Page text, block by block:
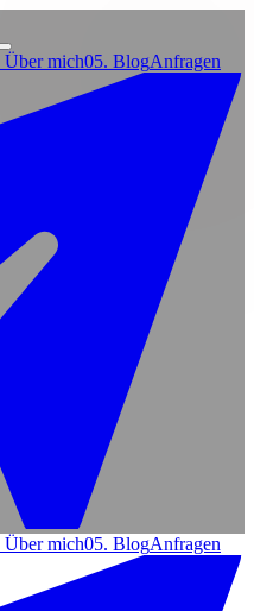
Über mich05. BlogAnfragen
Über mich05. BlogAnfragen